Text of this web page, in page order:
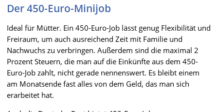
Der 450-Euro-Minijob
Ideal für Mütter. Ein 450-Euro-Job lässt genug Flexibilität und
Freiraum, um auch ausreichend Zeit mit Familie und
Nachwuchs zu verbringen. Außerdem sind die maximal 2
Prozent Steuern, die man auf die Einkünfte aus dem 450-
Euro-Job zahlt, nicht gerade nennenswert. Es bleibt einem
am Monatsende fast alles von dem Geld, das man sich
erarbeitet hat.